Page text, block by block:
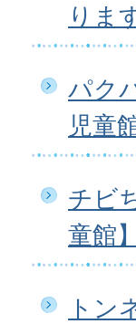
りま
パク
児童
チビ
童館】
トン